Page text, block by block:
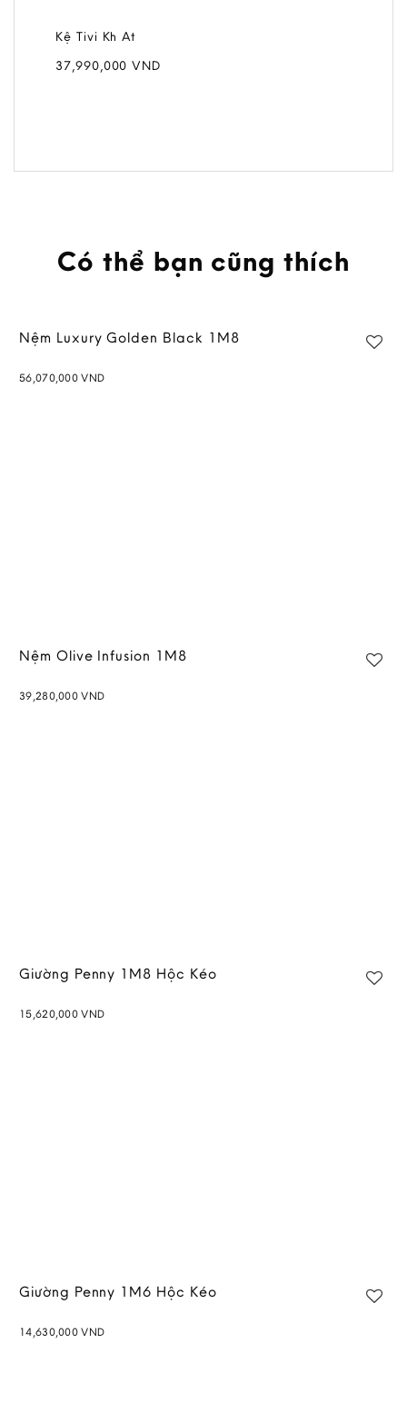
Kệ Tivi Kh At
37,990,000VND
Có thể bạn cũng thích
Nệm Luxury Golden Black 1M8
56,070,000VND
Nệm Olive Infusion 1M8
39,280,000VND
Giường Penny 1M8 Hộc Kéo
15,620,000VND
Giường Penny 1M6 Hộc Kéo
14,630,000VND